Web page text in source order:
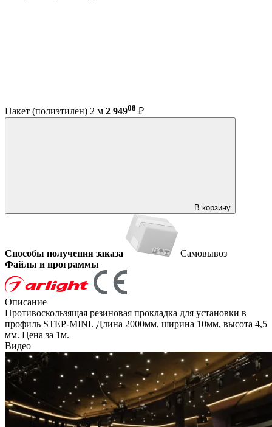
Пакет (полиэтилен) 2 м 2 94908 ₽
В корзину
Способы получения заказа
Самовывоз
Файлы и программы
Описание
Противоскользящая резиновая прокладка для установки в
профиль STEP-MINI. Длина 2000мм, ширина 10мм, высота 4,5
мм. Цена за 1м.
Видео